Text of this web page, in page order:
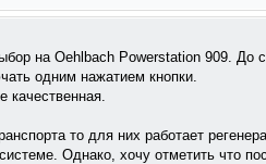
на Oehlbach Powerstation 909. До
одним нажатием кнопки.
качественная.
то для них работает
Однако, хочу отметить что